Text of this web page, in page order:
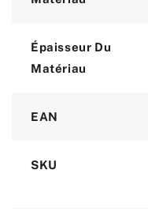
Épaisseur Du
Matériau
EAN
SKU